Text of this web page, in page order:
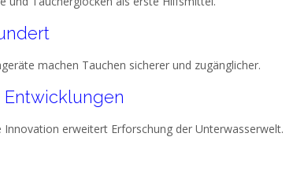
machen Tauchen sicherer und zugänglicher.
Innovation erweitert Erforschung der Unterwasserwelt.